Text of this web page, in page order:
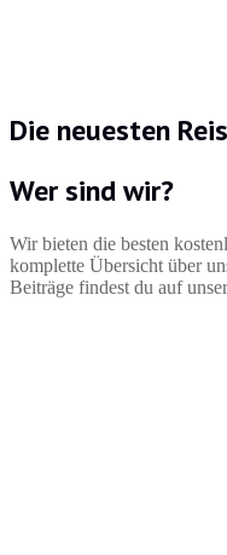
Die neuesten
Wer sind wir?
Wir bieten die besten
komplette Übersicht über
Beiträge findest du auf